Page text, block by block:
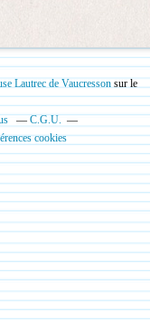
Lautrec de Vaucressonsur le
C.G.U.
cookies